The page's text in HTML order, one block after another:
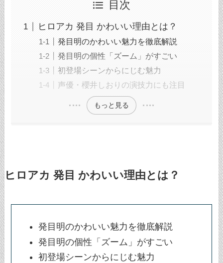
目次
ヒロアカ 発目 かわいい理由とは？
発目明のかわいい魅力を徹底解説
発目明の個性「ズーム」がすごい
初登場シーンからにじむ魅力
声優・櫻井しおりの演技力にも注目
もっと見る
ヒロアカ 発目 かわいい理由とは？
発目明のかわいい魅力を徹底解説
発目明の個性「ズーム」がすごい
初登場シーンからにじむ魅力